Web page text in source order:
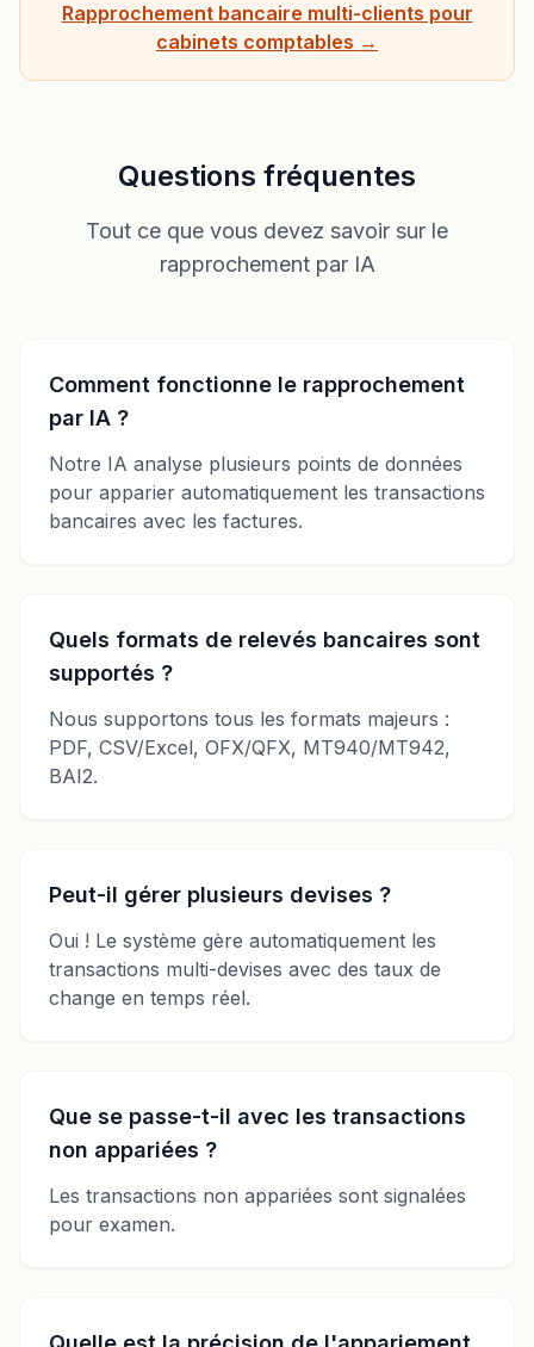
Rapprochement bancaire multi-clients pour
cabinets comptables →
Questions fréquentes
Tout ce que vous devez savoir sur le
rapprochement par IA
Comment fonctionne le rapprochement
par IA ?
Notre IA analyse plusieurs points de données
pour apparier automatiquement les transactions
bancaires avec les factures.
Quels formats de relevés bancaires sont
supportés ?
Nous supportons tous les formats majeurs :
PDF, CSV/Excel, OFX/QFX, MT940/MT942,
BAI2.
Peut-il gérer plusieurs devises ?
Oui ! Le système gère automatiquement les
transactions multi-devises avec des taux de
change en temps réel.
Que se passe-t-il avec les transactions
non appariées ?
Les transactions non appariées sont signalées
pour examen.